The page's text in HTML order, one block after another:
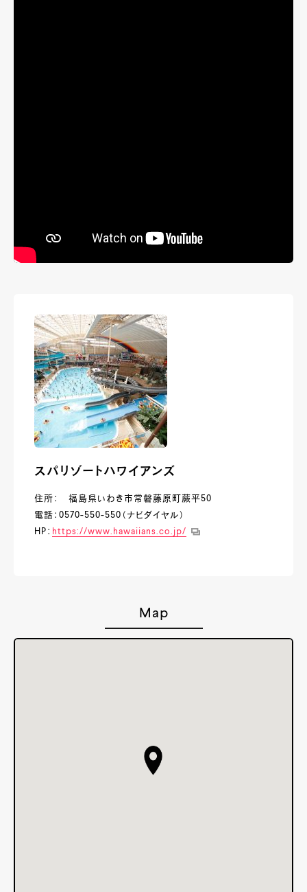
スパリゾートハワイアンズ
住所： 福島県いわき市常磐藤原町蕨平50
電話：0570-550-550（ナビダイヤル）
HP： https://www.hawaiians.co.jp/
Map